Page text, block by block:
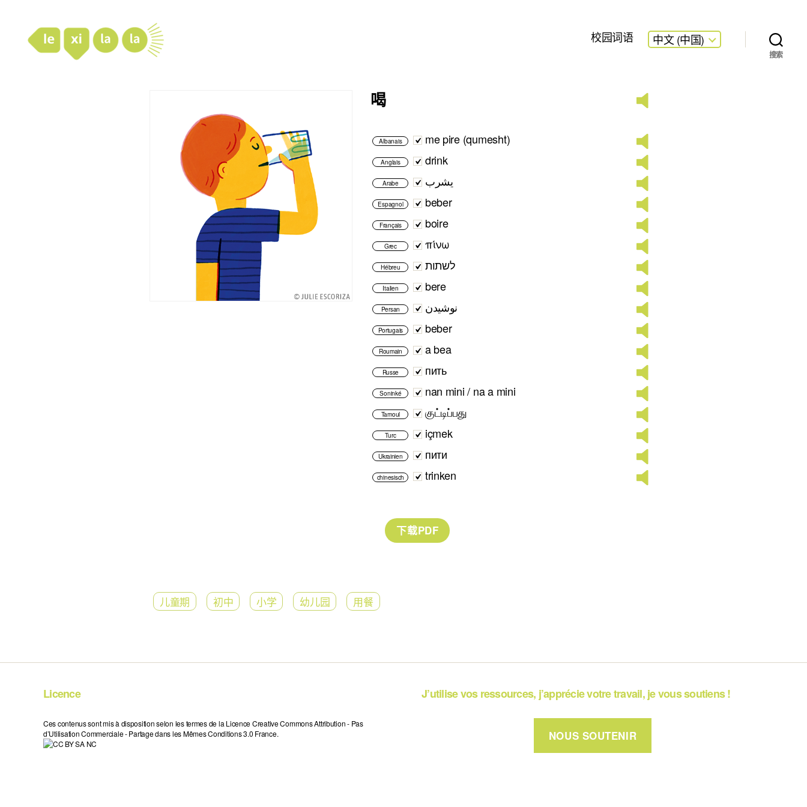
校园词语 中文 (中国)
搜索
喝
Albanais me pire (qumesht)
Anglais drink
Arabe يشرب
Espagnol beber
Français boire
Grec πίνω
Hébreu לשתות
Italien bere
Persan نوشیدن
Portugais beber
Roumain a bea
Russe пить
Soninké nan mini / na a mini
Tamoul குட்டிப்பது
Turc içmek
Ukrainien пити
chinesisch trinken
儿童期 初中 小学 幼儿园 用餐
Licence
Ces contenus sont mis à disposition selon les termes de la Licence Creative Commons Attribution - Pas
d’Utilisation Commerciale - Partage dans les Mêmes Conditions 3.0 France.
J’utilise vos ressources, j’apprécie votre travail, je vous soutiens !
NOUS SOUTENIR